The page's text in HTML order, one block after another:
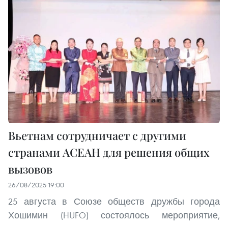
Вьетнам сотрудничает с другими
странами АСЕАН для решения общих
вызовов
26/08/2025 19:00
25 августа в Союзе обществ дружбы города
Хошимин (HUFO) состоялось мероприятие,